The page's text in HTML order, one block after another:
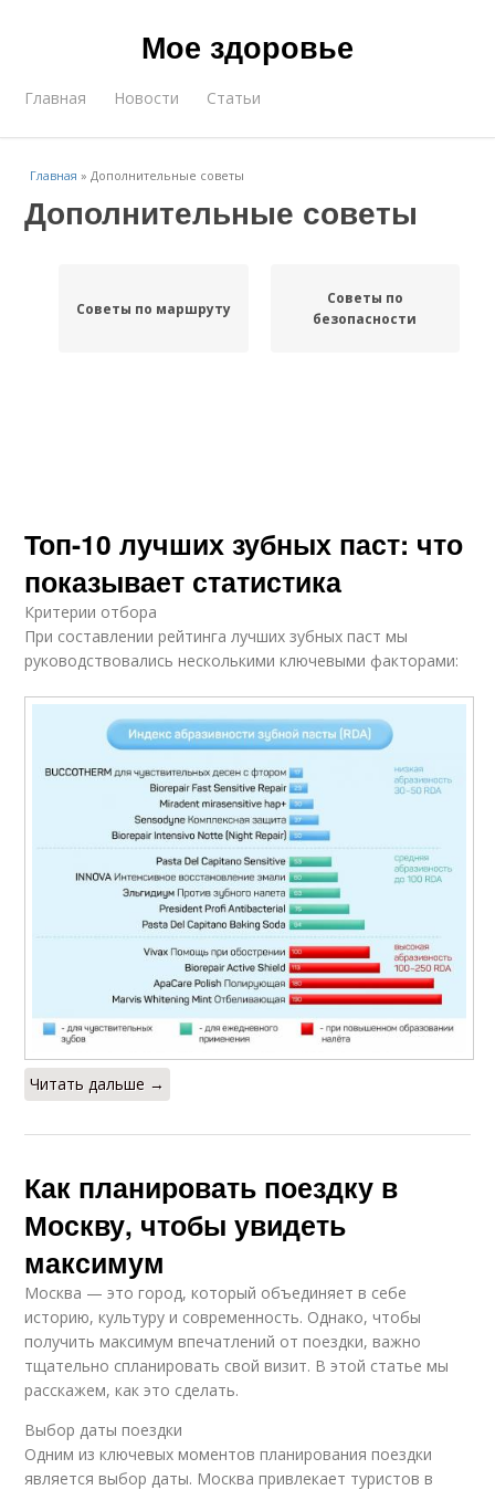
Мое здоровье
Главная Новости Статьи
Главная »Дополнительные советы
Дополнительные советы
Советы по маршруту
Советы по
безопасности
Топ-10 лучших зубных паст: что
показывает статистика
Критерии отбора
При составлении рейтинга лучших зубных паст мы
руководствовались несколькими ключевыми факторами:
Читать дальше →
Как планировать поездку в
Москву, чтобы увидеть
максимум
Москва — это город, который объединяет в себе
историю, культуру и современность. Однако, чтобы
получить максимум впечатлений от поездки, важно
тщательно спланировать свой визит. В этой статье мы
расскажем, как это сделать.
Выбор даты поездки
Одним из ключевых моментов планирования поездки
является выбор даты. Москва привлекает туристов в